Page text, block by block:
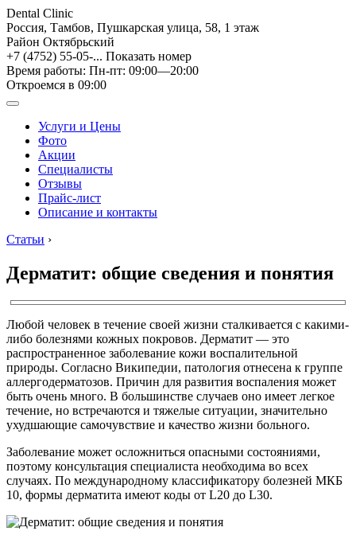
Dental Clinic
Россия, Тамбов, Пушкарская улица, 58, 1 этаж
Район Октябрьский
+7 (4752) 55-05-... Показать номер
Время работы: Пн-пт: 09:00—20:00
Откроемся в 09:00
Услуги и Цены
Фото
Акции
Специалисты
Отзывы
Прайс-лист
Описание и контакты
Статьи ›
Дерматит: общие сведения и понятия
Любой человек в течение своей жизни сталкивается с какими-
либо болезнями кожных покровов. Дерматит — это
распространенное заболевание кожи воспалительной
природы. Согласно Википедии, патология отнесена к группе
аллергодерматозов. Причин для развития воспаления может
быть очень много. В большинстве случаев оно имеет легкое
течение, но встречаются и тяжелые ситуации, значительно
ухудшающие самочувствие и качество жизни больного.
Заболевание может осложниться опасными состояниями,
поэтому консультация специалиста необходима во всех
случаях. По международному классификатору болезней МКБ
10, формы дерматита имеют коды от L20 до L30.